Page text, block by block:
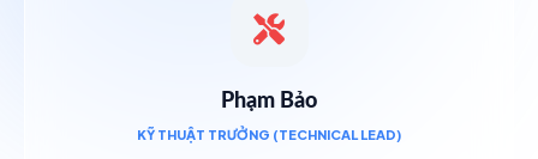
Phạm Bảo
KỸ THUẬT TRƯỞNG (TECHNICAL LEAD)